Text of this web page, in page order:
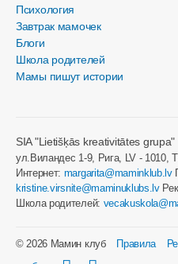
Психология
Завтрак мамочек
Блоги
Школа родителей
Мамы пишут истории
SIA "Lietišķās kreativitātes grupa"
ул.Виландес 1-9, Рига, LV - 1010,
Интернет: margarita@maminklub.lv
kristine.virsnite@maminuklubs.lv
Школа родителей:
© 2026 Мамин клуб Правила